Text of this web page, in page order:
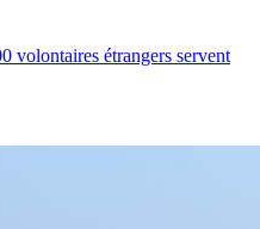
volontaires étrangers servent